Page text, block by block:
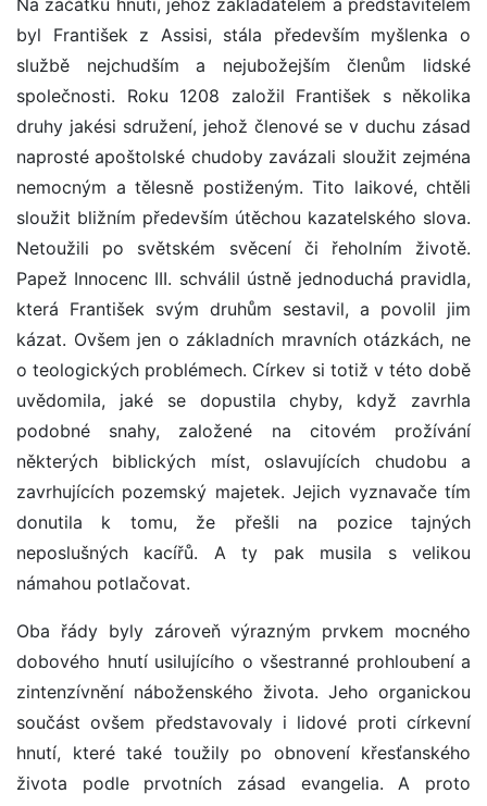
Na začátku hnutí, jehož zakladatelem a představitelem
byl František z Assisi, stála především myšlenka o
službě nejchudším a nejubožejším členům lidské
společnosti. Roku 1208 založil František s několika
druhy jakési sdružení, jehož členové se v duchu zásad
naprosté apoštolské chudoby zavázali sloužit zejména
nemocným a tělesně postiženým. Tito laikové, chtěli
sloužit bližním především útěchou kazatelského slova.
Netoužili po světském svěcení či řeholním životě.
Papež Innocenc III. schválil ústně jednoduchá pravidla,
která František svým druhům sestavil, a povolil jim
kázat. Ovšem jen o základních mravních otázkách, ne
o teologických problémech. Církev si totiž v této době
uvědomila, jaké se dopustila chyby, když zavrhla
podobné snahy, založené na citovém prožívání
některých biblických míst, oslavujících chudobu a
zavrhujících pozemský majetek. Jejich vyznavače tím
donutila k tomu, že přešli na pozice tajných
neposlušných kacířů. A ty pak musila s velikou
námahou potlačovat.
Oba řády byly zároveň výrazným prvkem mocného
dobového hnutí usilujícího o všestranné prohloubení a
zintenzívnění náboženského života. Jeho organickou
součást ovšem představovaly i lidové proti církevní
hnutí, které také toužily po obnovení křesťanského
života podle prvotních zásad evangelia. A proto